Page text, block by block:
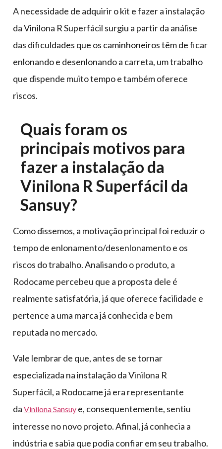
A necessidade de adquirir o kit e fazer a instalação
da Vinilona R Superfácil surgiu a partir da análise
das dificuldades que os caminhoneiros têm de ficar
enlonando e desenlonando a carreta, um trabalho
que dispende muito tempo e também oferece
riscos.
Quais foram os
principais motivos para
fazer a instalação da
Vinilona R Superfácil da
Sansuy?
Como dissemos, a motivação principal foi reduzir o
tempo de enlonamento/desenlonamento e os
riscos do trabalho. Analisando o produto, a
Rodocame percebeu que a proposta dele é
realmente satisfatória, já que oferece facilidade e
pertence a uma marca já conhecida e bem
reputada no mercado.
Vale lembrar de que, antes de se tornar
especializada na instalação da Vinilona R
Superfácil, a Rodocame já era representante
da Vinilona Sansuy e, consequentemente, sentiu
interesse no novo projeto. Afinal, já conhecia a
indústria e sabia que podia confiar em seu trabalho.